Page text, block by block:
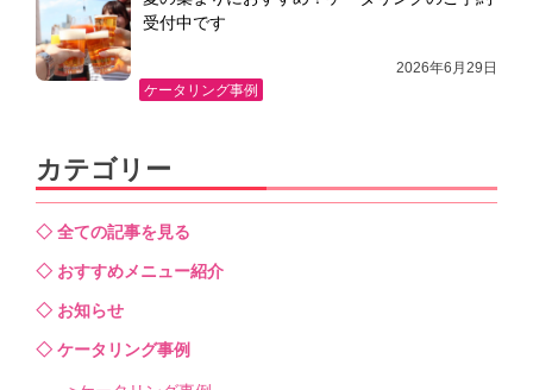
受付中です
2026年6月29日
ケータリング事例
カテゴリー
全ての記事を見る
おすすめメニュー紹介
お知らせ
ケータリング事例